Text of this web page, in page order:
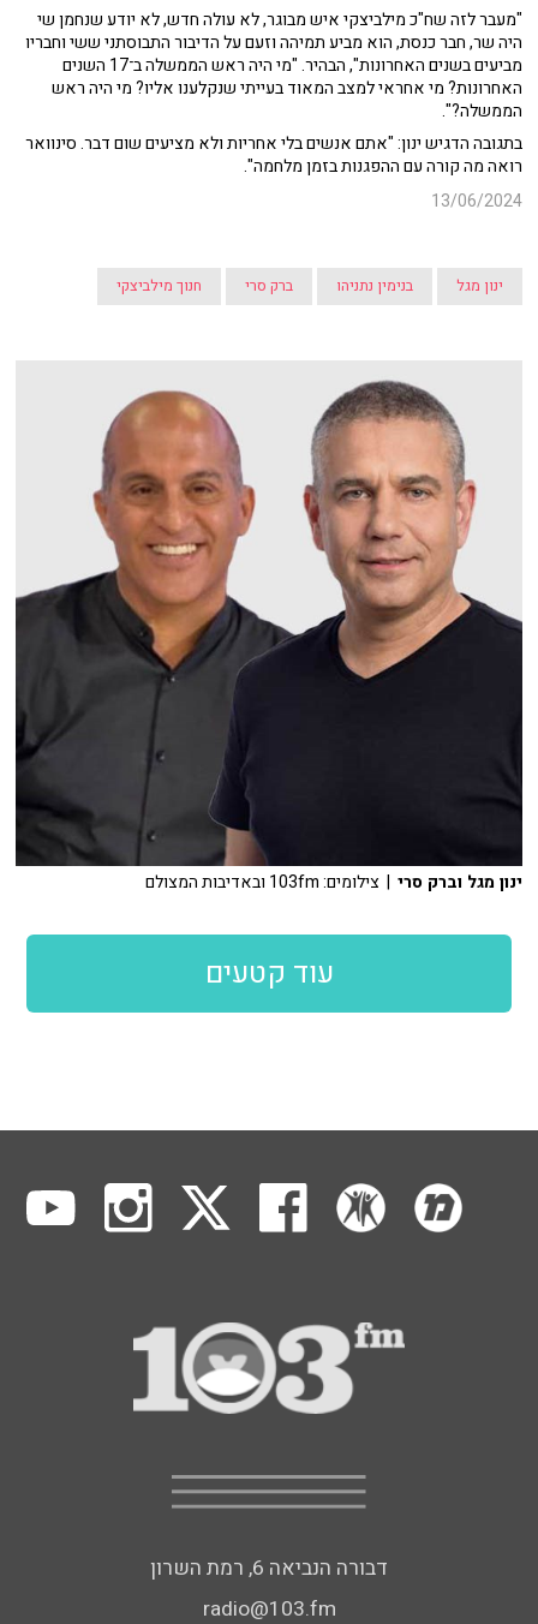
"מעבר לזה שח"כ מילביצקי איש מבוגר, לא עולה חדש, לא יודע שנחמן שי
היה שר, חבר כנסת, הוא מביע תמיהה וזעם על הדיבור התבוסתני ששי וחבריו
מביעים בשנים האחרונות", הבהיר. "מי היה ראש הממשלה ב־17 השנים
האחרונות? מי אחראי למצב המאוד בעייתי שנקלענו אליו? מי היה ראש
הממשלה?".
בתגובה הדגיש ינון: "אתם אנשים בלי אחריות ולא מציעים שום דבר. סינוואר
רואה מה קורה עם ההפגנות בזמן מלחמה".
13/06/2024
ינון מגל בנימין נתניהו ברק סרי חנוך מילביצקי
ינון מגל וברק סרי | צילומים: 103fm ובאדיבות המצולם
עוד קטעים
דבורה הנביאה 6, רמת השרון
radio@103.fm